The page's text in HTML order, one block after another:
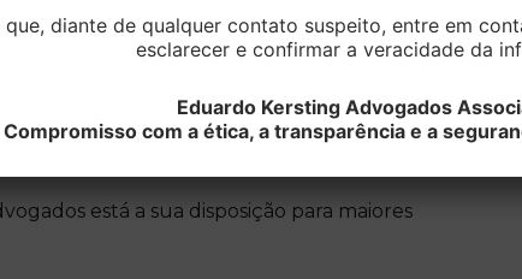
o titular dos dados apresente evidências de
e acesso de terceiros para a configuração de dano
está a sua disposição para maiores
que, diante de qualquer contato suspeito, entre em
esclarecer e confirmar a veracidade da
Eduardo Kersting Advogados
Compromisso com a ética, a transparência e a